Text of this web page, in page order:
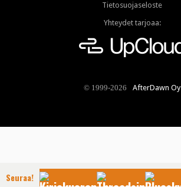
Tietosuojaseloste
Yhteydet tarjoaa:
© 1999-2026 AfterDawn Oy
Seuraa!